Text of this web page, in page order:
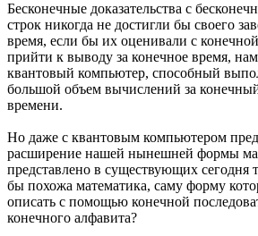
Бесконечные доказательства с
строк никогда не достигли бы своего
время, если бы их оценивали с
прийти к выводу за конечное время,
квантовый компьютер, способный
большой объем вычислений за
времени.
Но даже с квантовым компьютером
расширение нашей нынешней формы
представлено в существующих сегодня
бы похожа математика, саму форму
описать с помощью конечной
конечного алфавита?